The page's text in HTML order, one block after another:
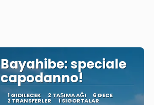
Bayahibe: speciale
capodanno!
1 GIDILECEK 2 TAŞIMA AĞI 6 GECE
2 TRANSFERLER 1 SIGORTALAR